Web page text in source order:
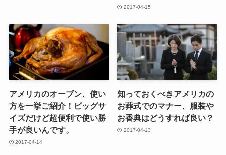
2017-04-15
アメリカのオーブン、使い
方を一挙ご紹介！ビッグサ
イズだけど超便利で使い勝
手が良いんです。
2017-04-14
知っておくべきアメリカの
お葬式でのマナー、服装や
お香典はどうすれば良い？
2017-04-13